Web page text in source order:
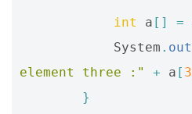
int a [] =
System . out
element three :"
+ a [ 3
}